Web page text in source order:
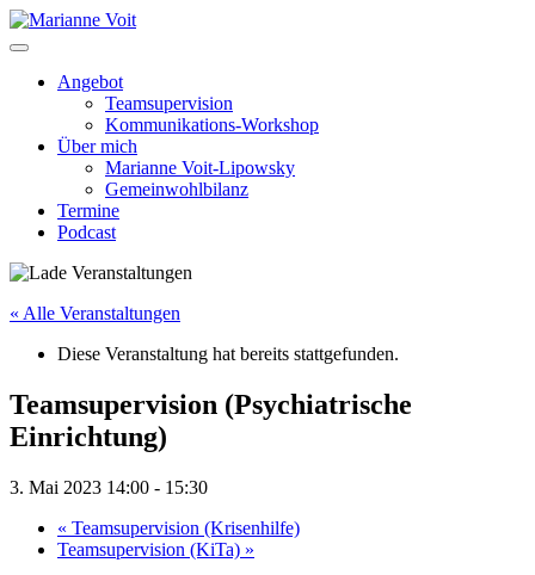
Skip
to
Angebot
Teamsupervision
Kommunikations-Workshop
Über mich
Marianne Voit-Lipowsky
Gemeinwohlbilanz
Termine
Podcast
« Alle Veranstaltungen
Diese Veranstaltung hat bereits stattgefunden.
Teamsupervision (Psychiatrische
Einrichtung)
3. Mai 2023 14:00 - 15:30
« Teamsupervision (Krisenhilfe)
Teamsupervision (KiTa) »